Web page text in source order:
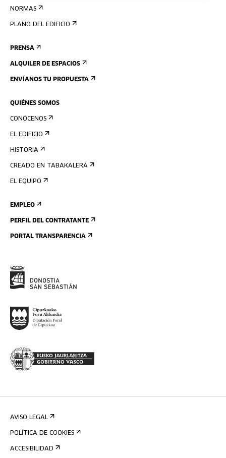
NORMAS
PLANO DEL EDIFICIO
PRENSA
ALQUILER DE ESPACIOS
ENVÍANOS TU PROPUESTA
QUIÉNES SOMOS
CONÓCENOS
EL EDIFICIO
HISTORIA
CREADO EN TABAKALERA
EL EQUIPO
EMPLEO
PERFIL DEL CONTRATANTE
PORTAL TRANSPARENCIA
AVISO LEGAL
POLÍTICA DE COOKIES
ACCESIBILIDAD